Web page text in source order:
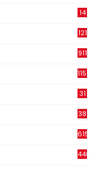
14
121
911
1150
31
38
615
440